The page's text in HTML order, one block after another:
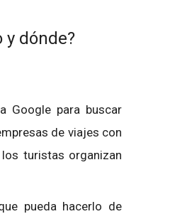
y dónde?
Google para buscar
de viajes con
turistas organizan
pueda hacerlo de